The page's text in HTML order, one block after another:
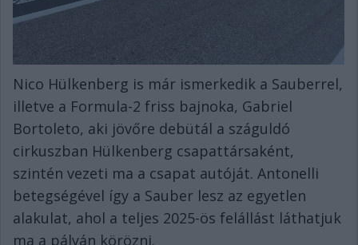
Nico Hülkenberg is már ismerkedik a Sauberrel,
illetve a Formula-2 friss bajnoka, Gabriel
Bortoleto, aki jövőre debütál a száguldó
cirkuszban Hülkenberg csapattársaként,
szintén vezeti ma a csapat autóját. Antonelli
betegségével így a Sauber lesz az egyetlen
alakulat, ahol a teljes 2025-ös felállást láthatjuk
ma a pályán körözni.